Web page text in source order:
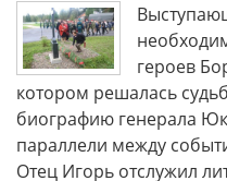
героев
котором решалась
биографию генерала
параллели между
Отец Игорь отслужил